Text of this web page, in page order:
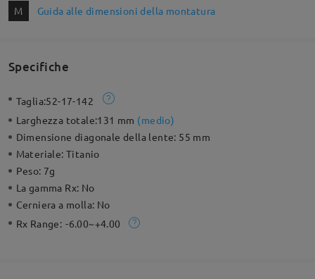
M Guida alle dimensioni della montatura
Specifiche
Taglia:52-17-142
Larghezza totale:131 mm (medio)
Dimensione diagonale della lente: 55 mm
Materiale:Titanio
Peso: 7g
La gamma Rx: No
Cerniera a molla: No
Rx Range: -6.00~+4.00